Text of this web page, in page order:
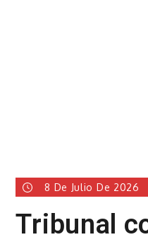
8 De Julio De 2026
Tribunal